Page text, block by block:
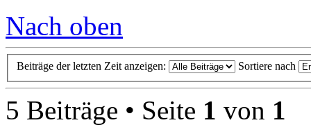
Nach oben
Beiträge der letzten Zeit anzeigen: Sortiere nach
5 Beiträge • Seite 1 von 1